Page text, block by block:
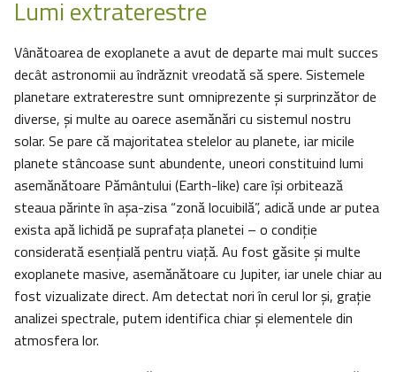
Lumi extraterestre
Vânătoarea de exoplanete a avut de departe mai mult succes
decât astronomii au îndrăznit vreodată să spere. Sistemele
planetare extraterestre sunt omniprezente și surprinzător de
diverse, şi multe au oarece asemănări cu sistemul nostru
solar. Se pare că majoritatea stelelor au planete, iar micile
planete stâncoase sunt abundente, uneori constituind lumi
asemănătoare Pământului (Earth-like) care își orbitează
steaua părinte în aşa-zisa “zonă locuibilă”, adică unde ar putea
exista apă lichidă pe suprafața planetei – o condiție
considerată esențială pentru viață. Au fost găsite și multe
exoplanete masive, asemănătoare cu Jupiter, iar unele chiar au
fost vizualizate direct. Am detectat nori în cerul lor și, graţie
analizei spectrale, putem identifica chiar și elementele din
atmosfera lor.